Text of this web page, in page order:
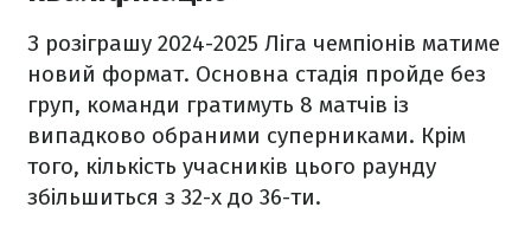
З розіграшу 2024-2025 Ліга чемпіонів матиме
новий формат. Основна стадія пройде без
груп, команди гратимуть 8 матчів із
випадково обраними суперниками. Крім
того, кількість учасників цього раунду
збільшиться з 32-х до 36-ти.